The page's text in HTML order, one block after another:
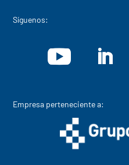
Síguenos:
Empresa perteneciente a: